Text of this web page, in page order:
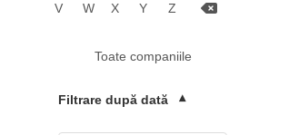
Pharma & Sănătate
V
W X Y Z
Toate companiile
Filtrare după dată ▾